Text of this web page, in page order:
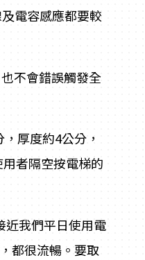
電容感應都要較
不會錯誤觸發全
厚度約4公分，
者隔空按電梯的
近我們平日使用電
都很流暢。要取